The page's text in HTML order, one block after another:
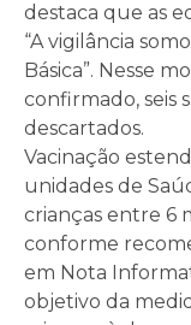
destaca que as
“A vigilância
Básica”. Nesse
confirmado, seis
descartados.
Vacinação
unidades de
crianças entre 6
conforme
em Nota
objetivo da